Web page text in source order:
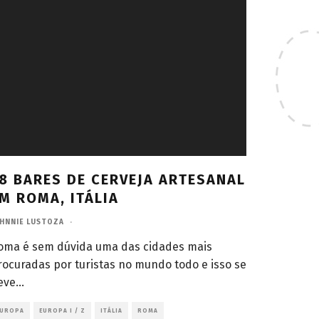
BARES DE CERVEJA ARTESANAL
ROMA, ITÁLIA
LUSTOZA ·
é sem dúvida uma das cidades mais
por turistas no mundo todo e isso se
...
EUROPA I / Z ITÁLIA ROMA